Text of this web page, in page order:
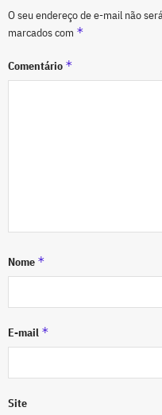
O seu endereço de e-mail não
marcados com *
Comentário *
Nome *
E-mail *
Site